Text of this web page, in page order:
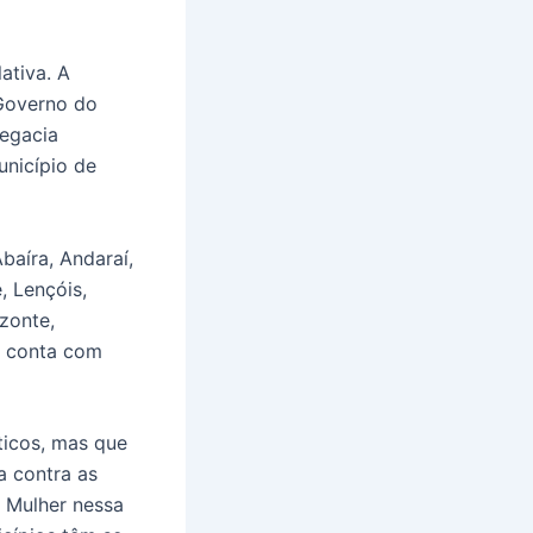
A
do
de
Andaraí,
Lençóis,
conta com
mas que
contra as
nessa